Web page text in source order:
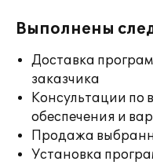
Выполнены
Доставка
заказчика
Консультации по
обеспечения и
Продажа
Установка